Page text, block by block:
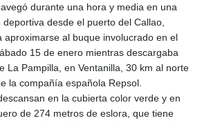
HKD 9.067746
HNL 30.895616
HRK 7.536622
HTG 150.718127
HUF 363.096405
IDR 20580.370421
ILS 3.468234
IMP 0.8566
durante una hora y media en una
desde el puerto del Callao,
aproximarse al buque involucrado en el
15 de enero mientras descargaba
La Pampilla, en Ventanilla, 30 km al norte
la compañía española Repsol.
en la cubierta color verde y en
de 274 metros de eslora, que tiene